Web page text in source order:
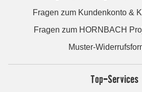
Fragen zum Kundenkonto &
Fragen zum HORNBACH
Muster-
Top-Services